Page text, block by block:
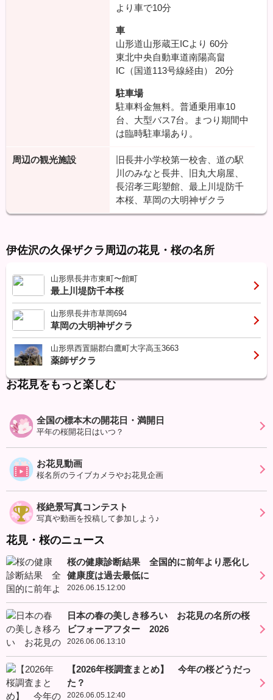
より車で10分
車
山形道山形蔵王ICより 60分
東北中央自動車道南陽高畠
IC（国道113号線経由） 20分
駐車場
駐車料金無料。普通乗用車10
台、大型バス7台。まつり期間中
は臨時駐車場あり。
周辺の観光施設
旧長井小学校第一校舎、道の駅
川のみなと長井、旧丸大扇屋、
長沼孝三彫塑館、最上川堤防千
本桜、草岡の大明神ザクラ
伊佐沢の久保ザクラ周辺の花見・桜の名所
山形県長井市東町〜館町
最上川堤防千本桜
山形県長井市草岡694
草岡の大明神ザクラ
山形県西置賜郡白鷹町大字高玉3663
薬師ザクラ
お花見をもっと楽しむ
全国の標本木の開花日・満開日
平年の桜開花日はいつ？
お花見動画
桜名所のライブカメラやお花見企画
桜絶景写真コンテスト
写真や動画を投稿して参加しよう♪
花見・桜のニュース
桜の健康診断結果 全国的に前年より悪化し
健康度は過去最低に
2026.06.15.12:00
日本の春の美しき移ろい お花見の名所の桜
ビフォーアフター 2026
2026.06.06.13:10
【2026年桜調査まとめ】 今年の桜どうだっ
た？
2026.06.05.12:40